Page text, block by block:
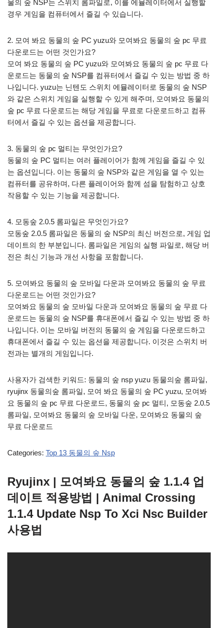
물의 숲 NSP는 스위치 롬파일로, 이를 에뮬레이터에서 실행할
경우 게임을 컴퓨터에서 즐길 수 있습니다.
2. 모여 봐요 동물의 숲 PC yuzu와 모여봐요 동물의 숲 pc 무료
다운로드는 어떤 것인가요?
모여 봐요 동물의 숲 PC yuzu와 모여봐요 동물의 숲 pc 무료 다
운로드는 동물의 숲 NSP를 컴퓨터에서 즐길 수 있는 방법 중 하
나입니다. yuzu는 닌텐도 스위치 에뮬레이터로 동물의 숲 NSP
와 같은 스위치 게임을 실행할 수 있게 해주며, 모여봐요 동물의
숲 pc 무료 다운로드는 해당 게임을 무료로 다운로드하고 컴퓨
터에서 즐길 수 있는 옵션을 제공합니다.
3. 동물의 숲 pc 멀티는 무엇인가요?
동물의 숲 PC 멀티는 여러 플레이어가 함께 게임을 즐길 수 있
는 옵션입니다. 이는 동물의 숲 NSP와 같은 게임을 열 수 있는
컴퓨터를 공유하며, 다른 플레이어와 함께 섬을 탐험하고 상호
작용할 수 있는 기능을 제공합니다.
4. 모동숲 2.0.5 롬파일은 무엇인가요?
모동숲 2.0.5 롬파일은 동물의 숲 NSP의 최신 버전으로, 게임 업
데이트의 한 부분입니다. 롬파일은 게임의 실행 파일로, 해당 버
전은 최신 기능과 개선 사항을 포함합니다.
5. 모여봐요 동물의 숲 모바일 다운과 모여봐요 동물의 숲 무료
다운로드는 어떤 것인가요?
모여봐요 동물의 숲 모바일 다운과 모여봐요 동물의 숲 무료 다
운로드는 동물의 숲 NSP를 휴대폰에서 즐길 수 있는 방법 중 하
나입니다. 이는 모바일 버전의 동물의 숲 게임을 다운로드하고
휴대폰에서 즐길 수 있는 옵션을 제공합니다. 이것은 스위치 버
전과는 별개의 게임입니다.
사용자가 검색한 키워드: 동물의 숲 nsp yuzu 동물의숲 롬파일,
ryujinx 동물의숲 롬파일, 모여 봐요 동물의 숲 PC yuzu, 모여봐
요 동물의 숲 pc 무료 다운로드, 동물의 숲 pc 멀티, 모동숲 2.0.5
롬파일, 모여봐요 동물의 숲 모바일 다운, 모여봐요 동물의 숲
무료 다운로드
Categories: Top 13 동물의 숲 Nsp
Ryujinx | 모여봐요 동물의 숲 1.1.4 업
데이트 적용방법 | Animal Crossing
1.1.4 Update Nsp To Xci Nsc Builder
사용법